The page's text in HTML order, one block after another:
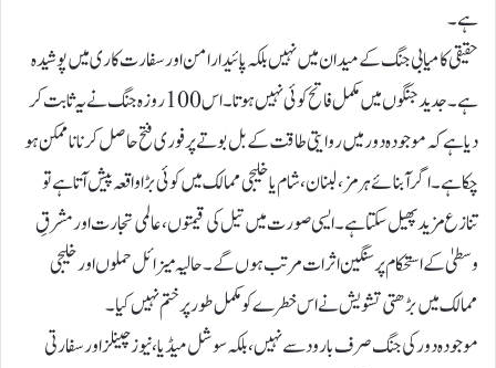
ہے ۔
حقیقی کامیابی جنگ کے میدان میں نہیں بلکہ پائیدار امن اور سفارت کاری میں پوشیدہ
ہے۔ جدید جنگوں میں مکمل فاتح کوئی نہیں ہوتا۔اس 100 روزہ جنگ نے یہ ثابت کر
دیا ہے کہ موجودہ دور میں روایتی طاقت کے بل بوتے پر فوری فتح حاصل کرنا ناممکن ہو
چکا ہے۔ اگر آبنائے ہرمز، لبنان، شام یا خلیجی ممالک میں کوئی بڑا واقعہ پیش آتا ہے تو
تنازع مزید پھیل سکتا ہے۔ ایسی صورت میں تیل کی قیمتوں، عالمی تجارت اور مشرقِ
وسطیٰ کے استحکام پر سنگین اثرات مرتب ہوں گے۔ حالیہ میزائل حملوں اور خلیجی
ممالک میں بڑھتی تشویش نے اس خطرے کو مکمل طور پر ختم نہیں کیا۔
موجودہ دور کی جنگ صرف بارود سے نہیں، بلکہ سوشل میڈیا، نیوز چینلز اور سفارتی